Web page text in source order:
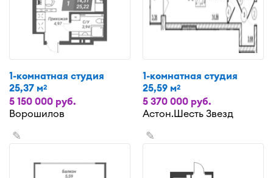
1-комнатная студия
25,37 м2
5 150 000 руб.
Ворошилов
1-комнатная студия
25,59 м2
5 370 000 руб.
Астон.Шесть Звезд
✎ ✎